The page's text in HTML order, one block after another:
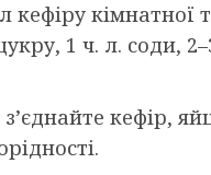
кефіру кімнатної
1 ч. л. соди,
кефір,